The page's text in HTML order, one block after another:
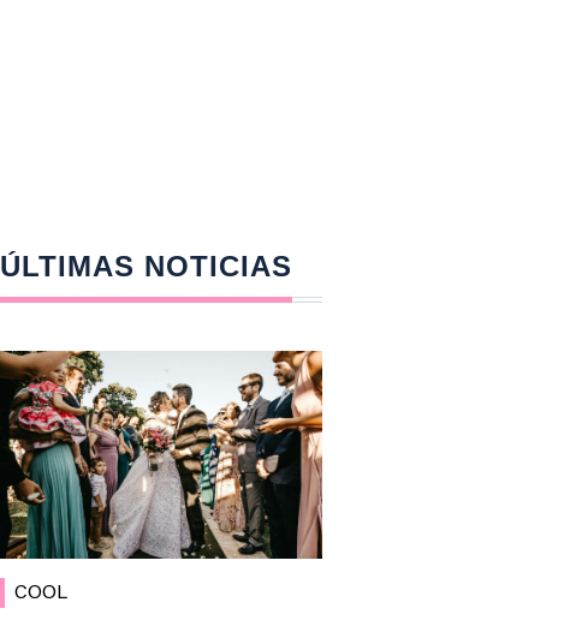
ÚLTIMAS NOTICIAS
COOL